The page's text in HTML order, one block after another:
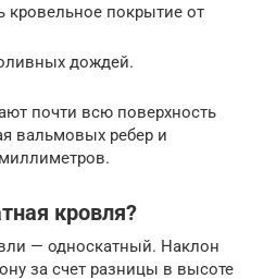
кровельное покрытие от
дождей.
почти всю поверхность
вальмовых ребер и
кровля?
— односкатный. Наклон
за счет разницы в высоте